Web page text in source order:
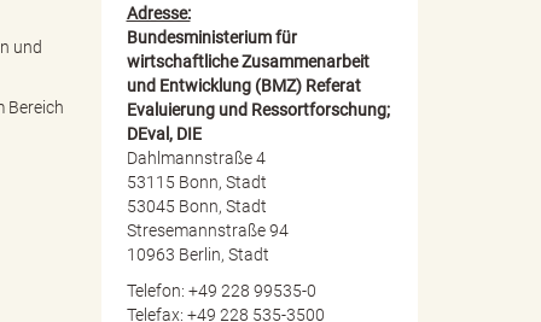
und
Bereich
Adresse:
Bundesministerium für
wirtschaftliche Zusammenarbeit
und Entwicklung (BMZ) Referat
Evaluierung und Ressortforschung;
DEval, DIE
Dahlmannstraße 4
53115 Bonn, Stadt
53045 Bonn, Stadt
Stresemannstraße 94
10963 Berlin, Stadt
Telefon: +49 228 99535-0
Telefax: +49 228 535-3500